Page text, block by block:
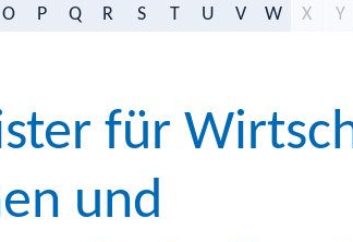
O P Q R S T U V W X Y
für
und